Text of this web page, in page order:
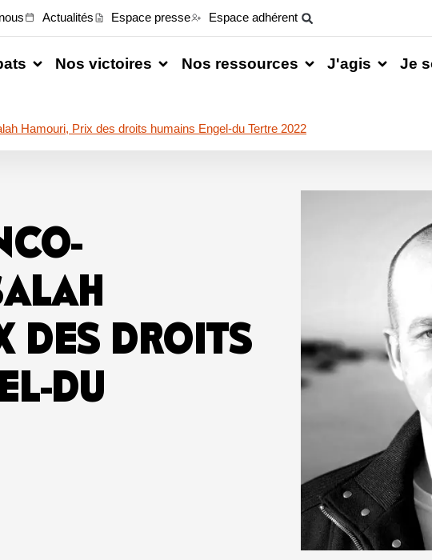
Actualités Espace presse Espace adhérent
Nos victoires Nos ressources J'agis Je
Hamouri, Prix des droits humains Engel-du Tertre 2022
DES DROITS
DU